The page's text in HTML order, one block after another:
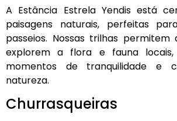
A Estância Estrela Yendis está
paisagens naturais, perfeitas
passeios. Nossas trilhas permitem
explorem a flora e fauna locais,
momentos de tranquilidade e
natureza.
Churrasqueiras